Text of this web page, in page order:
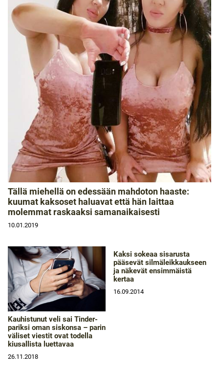
Tällä miehellä on edessään mahdoton haaste:
kuumat kaksoset haluavat että hän laittaa
molemmat raskaaksi samanaikaisesti
10.01.2019
Kauhistunut veli sai Tinder-
pariksi oman siskonsa – parin
väliset viestit ovat todella
kiusallista luettavaa
26.11.2018
Kaksi sokeaa sisarusta
pääsevät silmäleikkaukseen
ja näkevät ensimmäistä
kertaa
16.09.2014